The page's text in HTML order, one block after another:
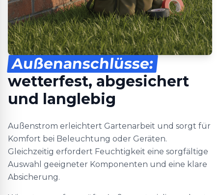
Außenanschlüsse:
wetterfest, abgesichert
und langlebig
Außenstrom erleichtert Gartenarbeit und sorgt für
Komfort bei Beleuchtung oder Geräten.
Gleichzeitig erfordert Feuchtigkeit eine sorgfältige
Auswahl geeigneter Komponenten und eine klare
Absicherung.